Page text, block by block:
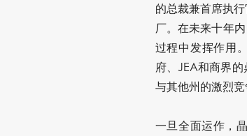
的总裁兼首席执
厂。在未来十年
过程中发挥作用
府、JEA和商界
与其他州的激烈
一旦全面运作，